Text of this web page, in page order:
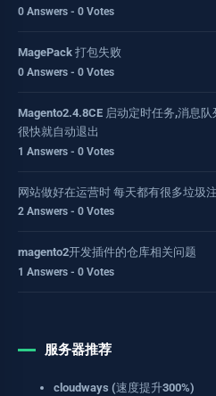
0 Answers - 0 Votes
MagePack 打包失败
0 Answers - 0 Votes
Magento2.4.8CE 启动定时任务,消息
很快就自动退出
1 Answers - 0 Votes
网站做好在运营时 每天都有很多垃圾
2 Answers - 0 Votes
magento2开发插件的仓库相关问题
1 Answers - 0 Votes
服务器推荐
cloudways (速度提升300%)